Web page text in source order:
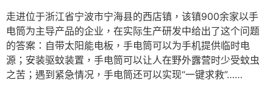
走进位于浙江省宁波市宁海县的西店镇，该镇900余家以手
电筒为主导产品的企业，在实际生产研发中给出了这个问题
的答案：自带太阳能电板，手电筒可以为手机提供临时电
源；安装驱蚊装置，手电筒可以让人在野外露营时少受蚊虫
之苦；遇到紧急情况，手电筒还可以实现“一键求救”……